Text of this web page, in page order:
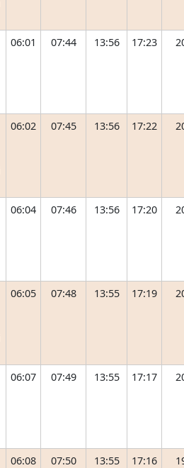
06:01 07:44 13:56 17:23
06:02 07:45 13:56 17:22
06:04 07:46 13:56 17:20
06:05 07:48 13:55 17:19
06:07 07:49 13:55 17:17
06:08 07:50 13:55 17:16